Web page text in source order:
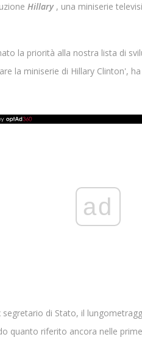
Hillary, una miniserie
la priorità alla nostra lista di
la miniserie di Hillary Clinton',
ad
di Stato, il
quanto riferito ancora nelle